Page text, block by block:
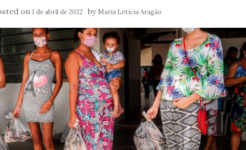
on1 de abril de 2022 by Maria Letícia Aragão